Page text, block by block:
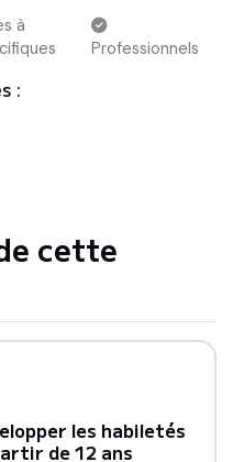
à
Professionnels
:
cette
les habiletés
de 12 ans